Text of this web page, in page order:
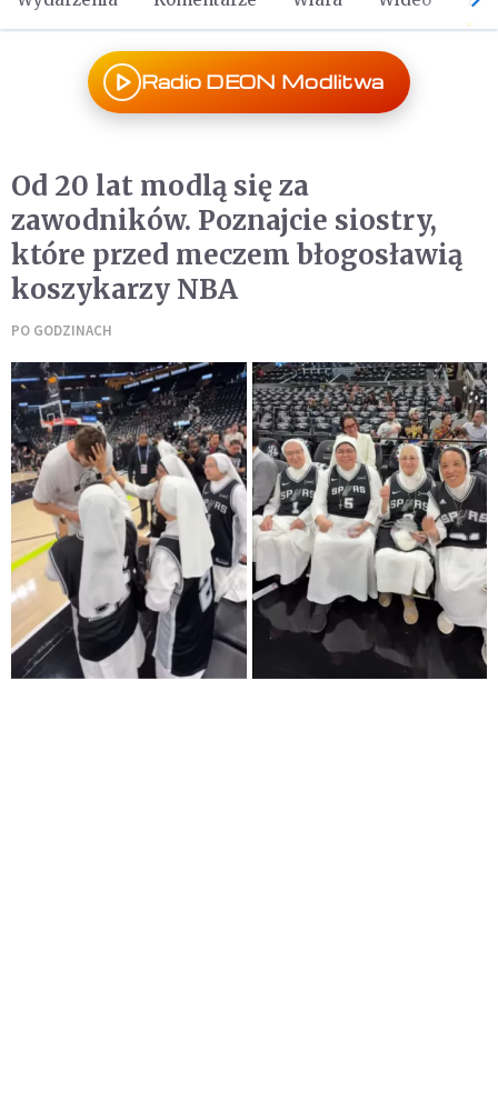
Radio DEON Modlitwa
Od 20 lat modlą się za
zawodników. Poznajcie siostry,
które przed meczem błogosławią
koszykarzy NBA
PO GODZINACH